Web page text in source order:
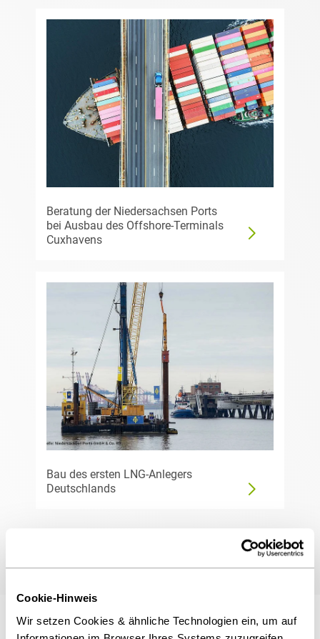
Cookie-Hinweis
Wir setzen Cookies & ähnliche Technologien ein, um auf
Beratung der Niedersachsen Ports
bei Ausbau des Offshore-Terminals
Cuxhavens
Bau des ersten LNG-Anlegers
Deutschlands
Veröffentlichungen